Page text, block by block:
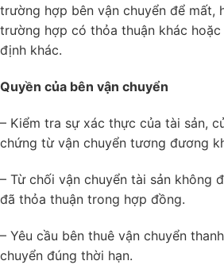
trường hợp bên vận chuyển để mất,
trường hợp có thỏa thuận khác
định khác.
Quyền của bên vận chuyển
– Kiểm tra sự xác thực của tài sản,
chứng từ vận chuyển tương đương
– Từ chối vận chuyển tài sản không
đã thỏa thuận trong hợp đồng.
– Yêu cầu bên thuê vận chuyển
chuyển đúng thời hạn.